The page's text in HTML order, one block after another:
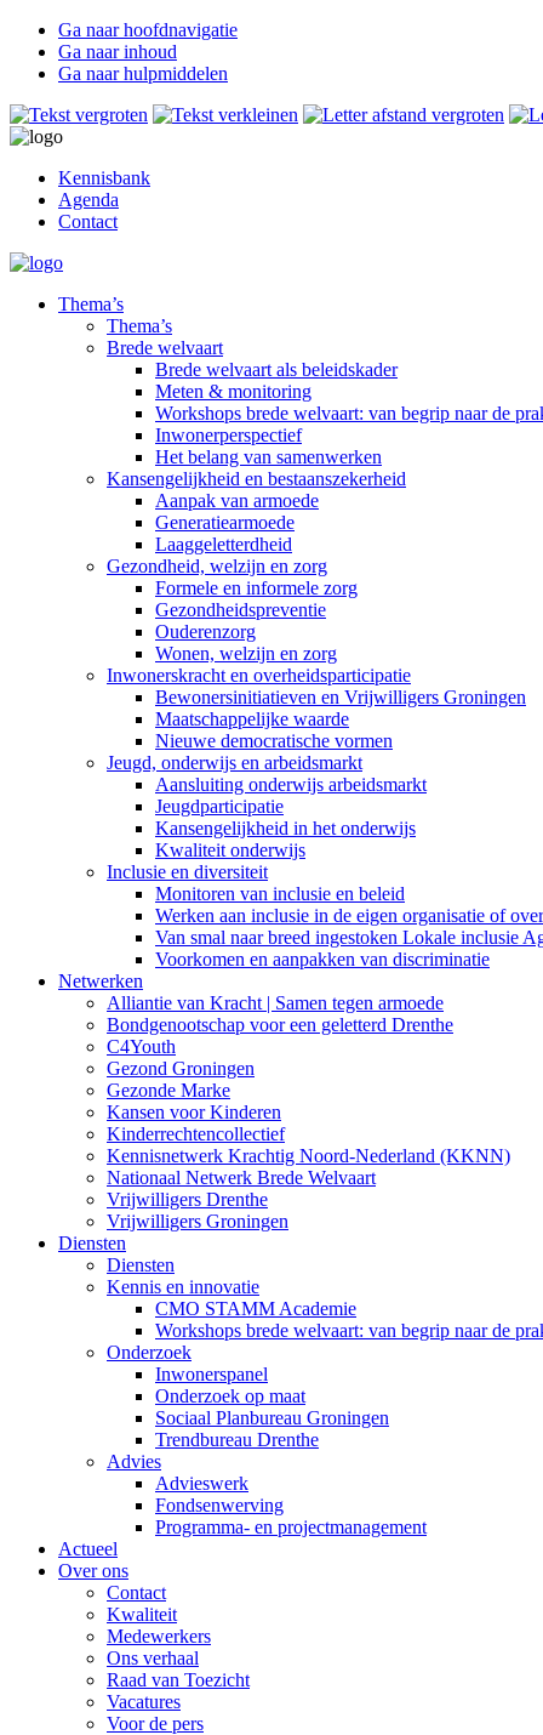
Ga naar hoofdnavigatie
Ga naar inhoud
Ga naar hulpmiddelen
Kennisbank
Agenda
Contact
Thema’s
Thema’s
Brede welvaart
Brede welvaart als beleidskader
Meten & monitoring
Workshops brede welvaart: van begrip naar de
Inwonerperspectief
Het belang van samenwerken
Kansengelijkheid en bestaanszekerheid
Aanpak van armoede
Generatiearmoede
Laaggeletterdheid
Gezondheid, welzijn en zorg
Formele en informele zorg
Gezondheidspreventie
Ouderenzorg
Wonen, welzijn en zorg
Inwonerskracht en overheidsparticipatie
Bewonersinitiatieven en Vrijwilligers Groningen
Maatschappelijke waarde
Nieuwe democratische vormen
Jeugd, onderwijs en arbeidsmarkt
Aansluiting onderwijs arbeidsmarkt
Jeugdparticipatie
Kansengelijkheid in het onderwijs
Kwaliteit onderwijs
Inclusie en diversiteit
Monitoren van inclusie en beleid
Werken aan inclusie in de eigen organisatie of
Van smal naar breed ingestoken Lokale inclusie
Voorkomen en aanpakken van discriminatie
Netwerken
Alliantie van Kracht | Samen tegen armoede
Bondgenootschap voor een geletterd Drenthe
C4Youth
Gezond Groningen
Gezonde Marke
Kansen voor Kinderen
Kinderrechtencollectief
Kennisnetwerk Krachtig Noord-Nederland (KKNN)
Nationaal Netwerk Brede Welvaart
Vrijwilligers Drenthe
Vrijwilligers Groningen
Diensten
Diensten
Kennis en innovatie
CMO STAMM Academie
Workshops brede welvaart: van begrip naar de
Onderzoek
Inwonerspanel
Onderzoek op maat
Sociaal Planbureau Groningen
Trendbureau Drenthe
Advies
Advieswerk
Fondsenwerving
Programma- en projectmanagement
Actueel
Over ons
Contact
Kwaliteit
Medewerkers
Ons verhaal
Raad van Toezicht
Vacatures
Voor de pers